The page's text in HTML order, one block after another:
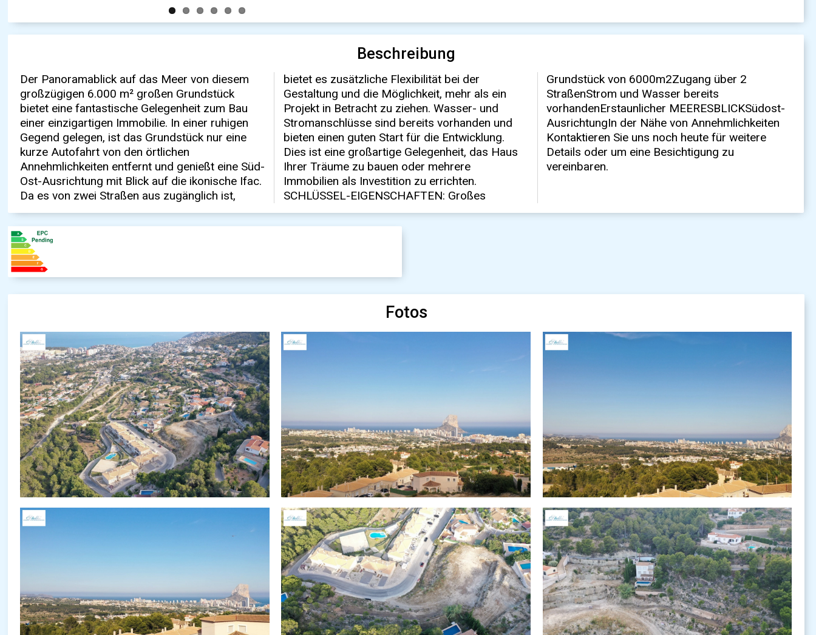
Beschreibung
Der Panoramablick auf das Meer von diesem
großzügigen 6.000 m² großen Grundstück
bietet eine fantastische Gelegenheit zum Bau
einer einzigartigen Immobilie. In einer ruhigen
Gegend gelegen, ist das Grundstück nur eine
kurze Autofahrt von den örtlichen
Annehmlichkeiten entfernt und genießt eine Süd-
Ost-Ausrichtung mit Blick auf die ikonische Ifac.
Da es von zwei Straßen aus zugänglich ist,
bietet es zusätzliche Flexibilität bei der
Gestaltung und die Möglichkeit, mehr als ein
Projekt in Betracht zu ziehen. Wasser- und
Stromanschlüsse sind bereits vorhanden und
bieten einen guten Start für die Entwicklung.
Dies ist eine großartige Gelegenheit, das Haus
Ihrer Träume zu bauen oder mehrere
Immobilien als Investition zu errichten.
SCHLÜSSEL-EIGENSCHAFTEN: Großes
Grundstück von 6000m2Zugang über 2
StraßenStrom und Wasser bereits
vorhandenErstaunlicher MEERESBLICKSüdost-
AusrichtungIn der Nähe von Annehmlichkeiten
Kontaktieren Sie uns noch heute für weitere
Details oder um eine Besichtigung zu
vereinbaren.
Fotos